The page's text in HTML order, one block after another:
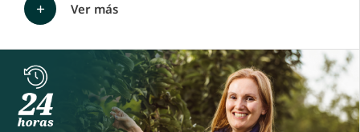
Ver más